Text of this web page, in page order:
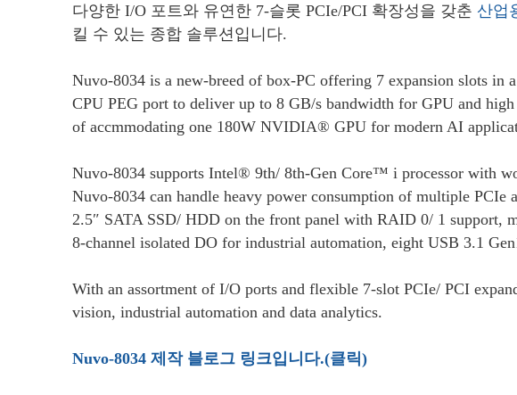
다양한 I/O 포트와 유연한 7-슬롯 PCIe/PCI 확장성을 갖춘 산업
킬 수 있는 종합 솔루션입니다.
Nuvo-8034 is a new-breed of box-PC offering 7 expansion slots in
CPU PEG port to deliver up to 8 GB/s bandwidth for GPU and
of accmmodating one 180W NVIDIA® GPU for modern AI
Nuvo-8034 supports Intel® 9th/ 8th-Gen Core™ i processor with
Nuvo-8034 can handle heavy power consumption of multiple
2.5″ SATA SSD/ HDD on the front panel with RAID 0/ 1 support,
8-channel isolated DO for industrial automation, eight USB 3.1
With an assortment of I/O ports and flexible 7-slot PCIe/ PCI
vision, industrial automation and data analytics.
Nuvo-8034 제작 블로그 링크입니다.(클릭)